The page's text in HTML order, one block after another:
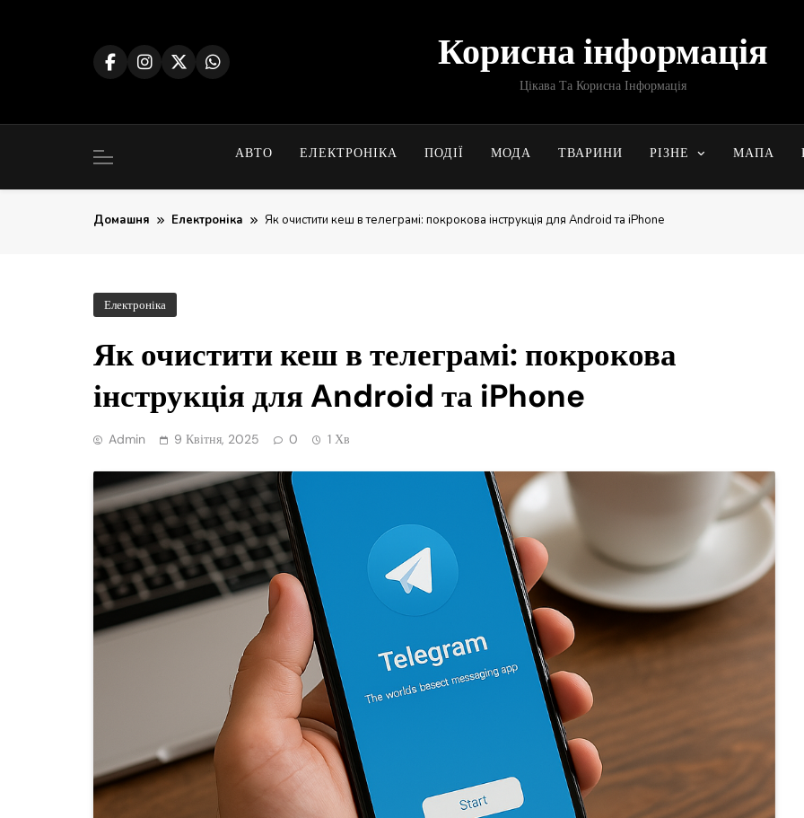
Корисна інформація
Цікава Та Корисна Інформація
АВТО ЕЛЕКТРОНІКА ПОДІЇ МОДА ТВАРИНИ РІЗНЕ МАПА
Домашня Електроніка Як очистити кеш в телеграмі: покрокова інструкція для Android та iPhone
Електроніка
Як очистити кеш в телеграмі: покрокова
інструкція для Android та iPhone
Admin 9 Квітня, 2025 0 1 Хв